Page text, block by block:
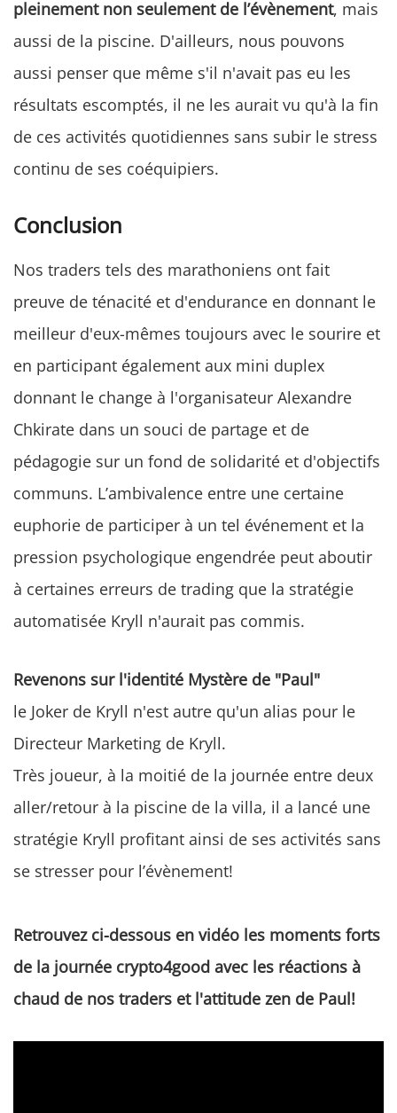
pleinement non seulement de l’évènement, mais
aussi de la piscine. D'ailleurs, nous pouvons
aussi penser que même s'il n'avait pas eu les
résultats escomptés, il ne les aurait vu qu'à la fin
de ces activités quotidiennes sans subir le stress
continu de ses coéquipiers.
Conclusion
Nos traders tels des marathoniens ont fait
preuve de ténacité et d'endurance en donnant le
meilleur d'eux-mêmes toujours avec le sourire et
en participant également aux mini duplex
donnant le change à l'organisateur Alexandre
Chkirate dans un souci de partage et de
pédagogie sur un fond de solidarité et d'objectifs
communs. L’ambivalence entre une certaine
euphorie de participer à un tel événement et la
pression psychologique engendrée peut aboutir
à certaines erreurs de trading que la stratégie
automatisée Kryll n'aurait pas commis.
Revenons sur l'identité Mystère de "Paul"
le Joker de Kryll n'est autre qu'un alias pour le
Directeur Marketing de Kryll.
Très joueur, à la moitié de la journée entre deux
aller/retour à la piscine de la villa, il a lancé une
stratégie Kryll profitant ainsi de ses activités sans
se stresser pour l’évènement!
Retrouvez ci-dessous en vidéo les moments forts
de la journée crypto4good avec les réactions à
chaud de nos traders et l'attitude zen de Paul!